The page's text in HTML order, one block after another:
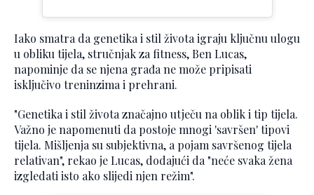
Iako smatra da genetika i stil života igraju ključnu ulogu
u obliku tijela, stručnjak za fitness, Ben Lucas,
napominje da se njena građa ne može pripisati
isključivo treninzima i prehrani.
"Genetika i stil života značajno utječu na oblik i tip tijela.
Važno je napomenuti da postoje mnogi 'savršen' tipovi
tijela. Mišljenja su subjektivna, a pojam savršenog tijela
relativan", rekao je Lucas, dodajući da "neće svaka žena
izgledati isto ako slijedi njen režim".